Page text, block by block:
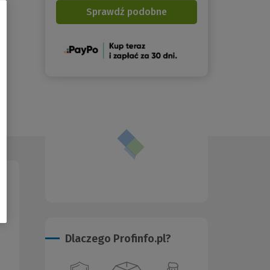
Sprawdź podobne
(Nowe
Dlaczego Profinfo.pl?